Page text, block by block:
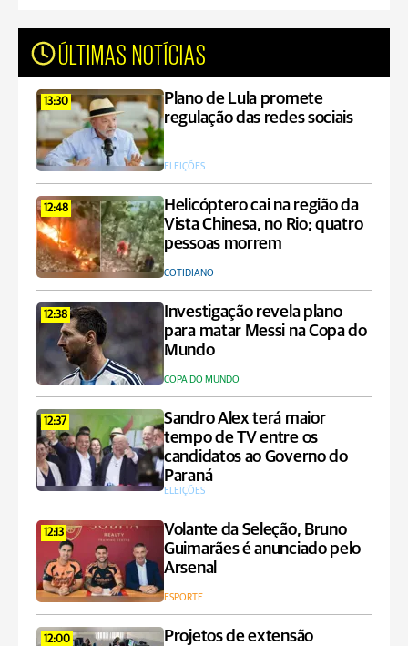
ÚLTIMAS NOTÍCIAS
13:30
Plano de Lula promete
regulação das redes sociais
ELEIÇÕES
12:48
Helicóptero cai na região da
Vista Chinesa, no Rio; quatro
pessoas morrem
COTIDIANO
12:38
Investigação revela plano
para matar Messi na Copa do
Mundo
COPA DO MUNDO
12:37
Sandro Alex terá maior
tempo de TV entre os
candidatos ao Governo do
Paraná
ELEIÇÕES
12:13
Volante da Seleção, Bruno
Guimarães é anunciado pelo
Arsenal
ESPORTE
12:00
Projetos de extensão